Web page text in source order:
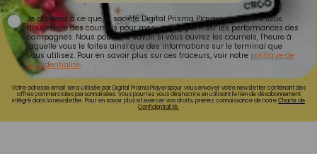
Je consens à ce que la société Digital Prisma Players analyse le taux
d'ouverture des courriels pour mesurer et optimiser les performances des
campagnes. Nous pourrons savoir si vous ouvrez les courriels, l'heure à
laquelle vous le faites ainsi que des informations sur le terminal que
vous utilisez. Pour en savoir plus sur ces traceurs, voir notre politique de
confidentialité.
Votre adresse email sera utilisée par Digital Prisma Playerspour vous envoyer votre newsletter contenant des
offres commerciales personnalisées. Vous pourrez vous désinscrire en utilisant le lien de désabonnement
intégré dans la newsletter. Pour en savoir plus et exercer vos droits, prenez connaissance de notreCharte de
Confidentialité.